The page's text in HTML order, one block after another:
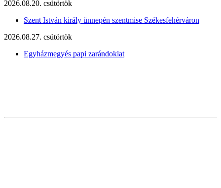
2026.08.20. csütörtök
Szent István király ünnepén szentmise Székesfehérváron
2026.08.27. csütörtök
Egyházmegyés papi zarándoklat